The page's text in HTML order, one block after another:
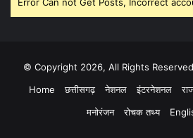
Error Can not Get Posts, Incorrect
© Copyright 2026, All Rights
Home
छत्तीसगढ़ नेशनल इंटरनेशनल
मनोरंजन
रोचक तथ्य